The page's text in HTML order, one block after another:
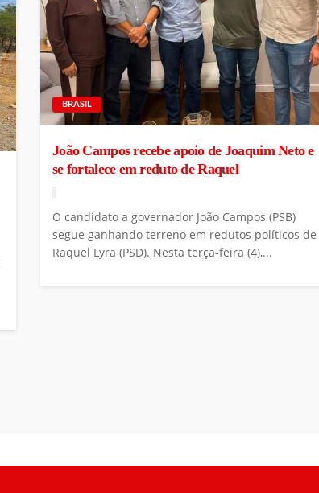
BRASIL
João Campos recebe apoio de Joaquim Neto e
se fortalece em reduto de Raquel
O candidato a governador João Campos (PSB)
segue ganhando terreno em redutos políticos de
Raquel Lyra (PSD). Nesta terça-feira (4),...